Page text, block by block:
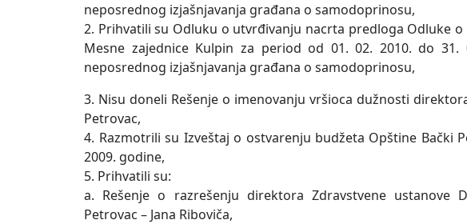
neposrednog izjašnjavanja građana o samodoprinosu,
2. Prihvatili su Odluku o utvrđivanju nacrta predloga Odluke
Mesne zajednice Kulpin za period od 01. 02. 2010. do
neposrednog izjašnjavanja građana o samodoprinosu,
3. Nisu doneli Rešenje o imenovanju vršioca dužnosti
Petrovac,
4. Razmotrili su Izveštaj o ostvarenju budžeta Opštine Bački
2009. godine,
5. Prihvatili su:
a. Rešenje o razrešenju direktora Zdravstvene ustanove
Petrovac – Jana Riboviča,